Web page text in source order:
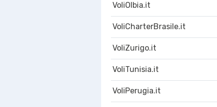
VoliOlbia.it
VoliCharterBrasile.it
VoliZurigo.it
VoliTunisia.it
VoliPerugia.it